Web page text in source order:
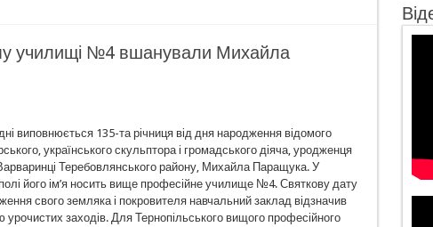
училищі №4 вшанували Михайла
виповнюється 135-та річниця від дня народження відомого
українського скульптора і громадського діяча, уродженця
Теребовлянського району, Михайла Паращука. У
його ім’я носить вище професійне училище №4. Святкову дату
свого земляка і покровителя навчальний заклад відзначив
урочистих заходів. Для Тернопільського вищого професійного